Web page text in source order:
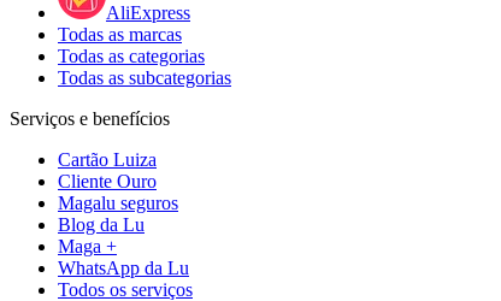
AliExpress
Todas as marcas
Todas as categorias
Todas as subcategorias
Serviços e benefícios
Cartão Luiza
Cliente Ouro
Magalu seguros
Blog da Lu
Maga +
WhatsApp da Lu
Todos os serviços